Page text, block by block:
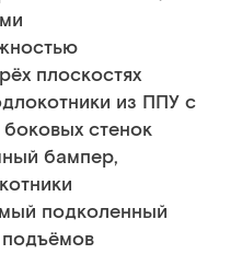
плоскостях
из ППУ с
стенок
бампер,
подколенный